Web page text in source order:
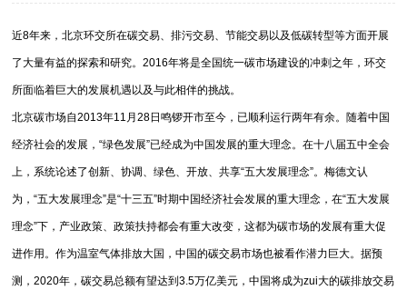
近8年来，北京环交所在碳交易、排污交易、节能交易以及低碳转型等方面开展
了大量有益的探索和研究。2016年将是全国统一碳市场建设的冲刺之年，环交
所面临着巨大的发展机遇以及与此相伴的挑战。
北京碳市场自2013年11月28日鸣锣开市至今，已顺利运行两年有余。随着中国
经济社会的发展，“绿色发展”已经成为中国发展的重大理念。在十八届五中全会
上，系统论述了创新、协调、绿色、开放、共享“五大发展理念”。梅德文认
为，“五大发展理念”是“十三五”时期中国经济社会发展的重大理念，在“五大发展
理念”下，产业政策、政策扶持都会有重大改变，这都为碳市场的发展有重大促
进作用。作为温室气体排放大国，中国的碳交易市场也被看作潜力巨大。据预
测，2020年，碳交易总额有望达到3.5万亿美元，中国将成为zui大的碳排放交易